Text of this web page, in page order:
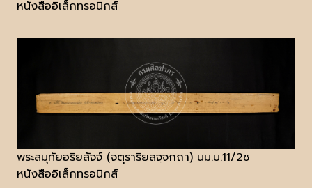
หนังสืออิเล็กทรอนิกส์
พระสมุทัยอริยสัจจ์ (จตุราริยสจฺจกถา) นม.บ.11/2ช
หนังสืออิเล็กทรอนิกส์